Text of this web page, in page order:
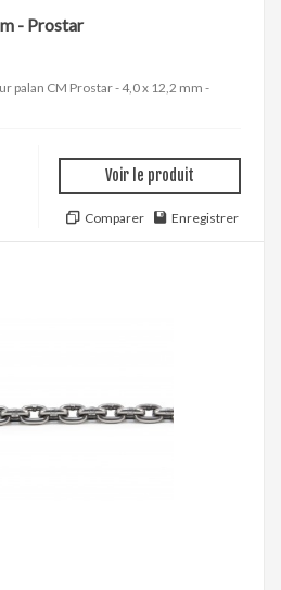
- Prostar
palan CM Prostar - 4,0 x 12,2 mm -
Voir le produit
Comparer Enregistrer